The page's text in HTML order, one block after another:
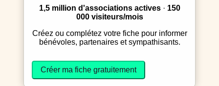
1,5 million d'associations actives· 150
000 visiteurs/mois
Créez ou complétez votre fiche pour informer
bénévoles, partenaires et sympathisants.
Créer ma fiche gratuitement